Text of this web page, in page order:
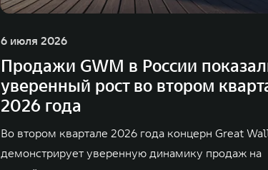
6 июля 2026
Продажи GWM в России
уверенный рост во втором
2026 года
Во втором квартале 2026 года концерн Great
демонстрирует уверенную динамику продаж на